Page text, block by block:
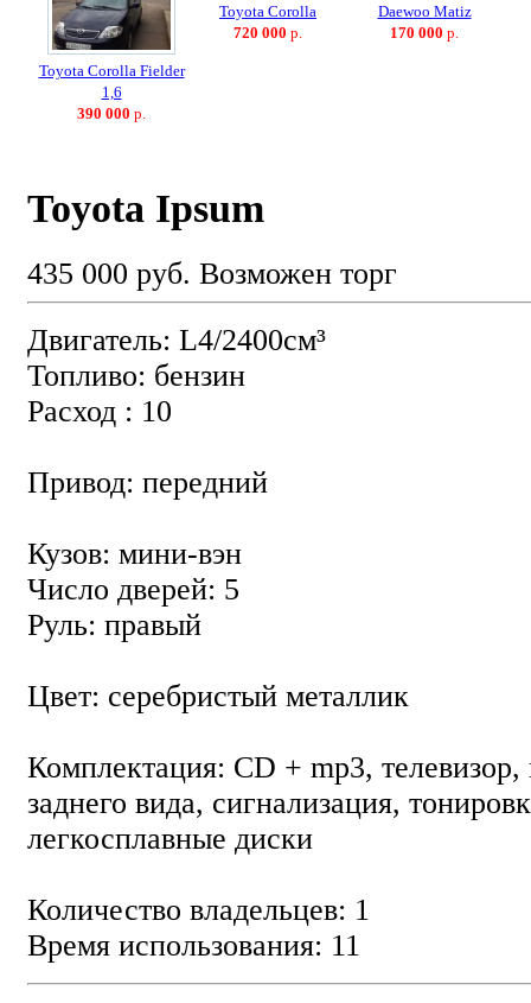
Toyota Corolla Fielder
1,6
390 000 р.
Toyota Corolla
720 000 р.
Daewoo Matiz
170 000 р.
Toyota Ipsum
435 000 руб. Возможен торг
Двигатель: L4/2400см³
Топливо: бензин
Расход : 10
Привод: передний
Кузов: мини-вэн
Число дверей: 5
Руль: правый
Цвет: серебристый металлик
Комплектация: CD + mp3, телевизор,
заднего вида, сигнализация,
легкосплавные диски
Количество владельцев: 1
Время использования: 11